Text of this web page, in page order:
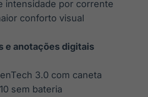
intensidade por corrente
conforto visual
e anotações digitais
3.0 com caneta
sem bateria